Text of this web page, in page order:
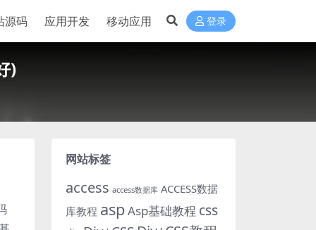
源码 应用开发 移动应用 登录
)
网站标签
access access数据库 ACCESS数据
库教程 asp Asp基础教程 css